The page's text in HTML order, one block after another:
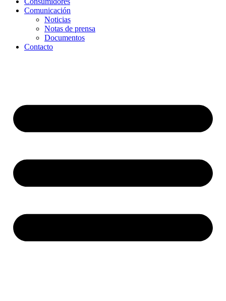
Comunicación
Noticias
Notas de prensa
Documentos
Contacto